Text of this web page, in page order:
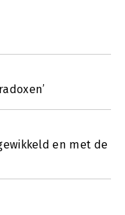
en met de